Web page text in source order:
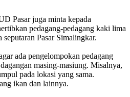
Pasar juga minta kepada
pedagang-pedagang kaki lima
Pasar Simalingkar.
ada pengelompokan pedagang
masing-masiung. Misalnya,
pada lokasi yang sama.
ikan dan lainnya.